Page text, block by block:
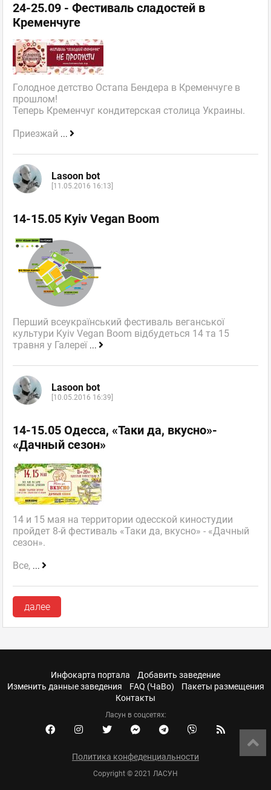
24-25.09 - Фестиваль сладостей в
Кременчуге
Голодное детство Остапа Бендера в Кременчуге в
прошлом!
Теперь Кременчуг кондитерская столица Украины.
Приезжай ...
Lasoon bot
[11.05.2016 16:13]
14-15.05 Kyiv Vegan Boom
Перший всеукраїнський фестиваль веганської
культури Kyiv Vegan Boom відбудеться 14 та 15
травня у Галереї ...
Lasoon bot
[10.05.2016 16:39]
14-15.05 Одесса, «Таки да, вкусно»-
«Дачный сезон»
14 и 15 мая на территории одесской киностудии
пройдет 8-й фестиваль «Таки да, вкусно» - «Дачный
сезон».
Все, ...
далее
Инфокарта портала
Добавить заведение
Изменить данные заведения
FAQ (ЧаВо)
Пакеты размещения
Контакты
Ласун в соцсетях:
Политика конфеденциальности
Copyright © 2021 ЛАСУН